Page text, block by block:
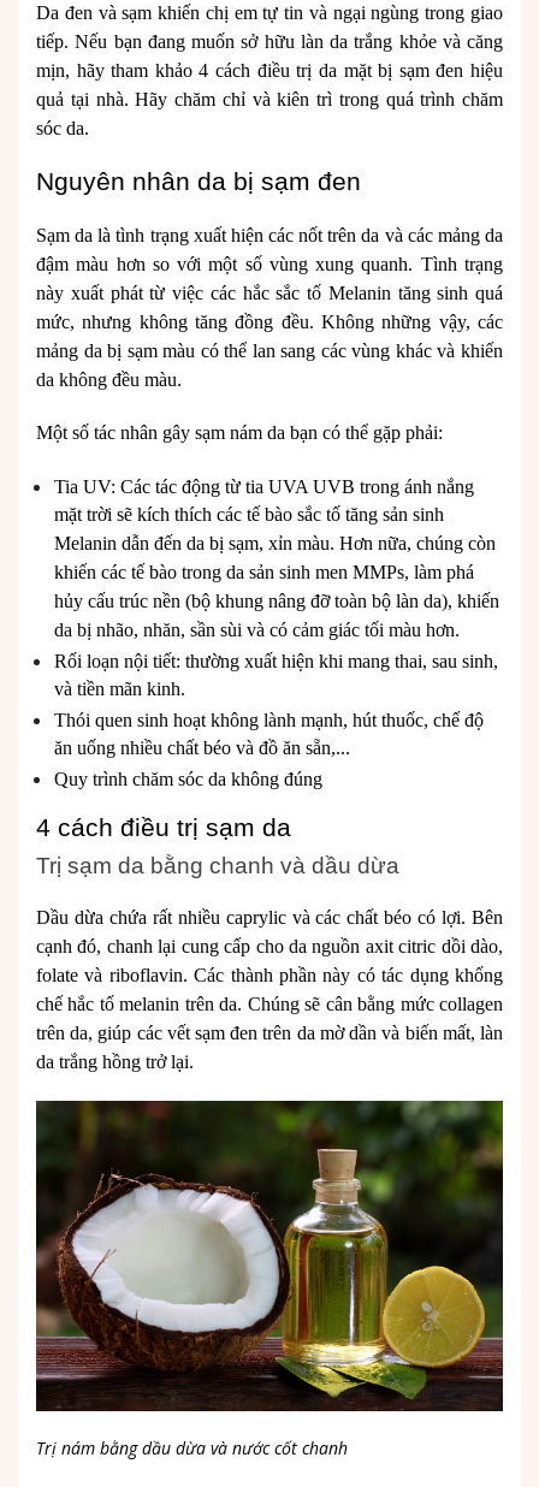
Da đen và sạm khiến chị em tự tin và ngại ngùng trong giao
tiếp. Nếu bạn đang muốn sở hữu làn da trắng khỏe và căng
mịn, hãy tham khảo 4 cách điều trị da mặt bị sạm đen hiệu
quả tại nhà. Hãy chăm chỉ và kiên trì trong quá trình chăm
sóc da.
Nguyên nhân da bị sạm đen
Sạm da là tình trạng xuất hiện các nốt trên da và các mảng da
đậm màu hơn so với một số vùng xung quanh. Tình trạng
này xuất phát từ việc các hắc sắc tố Melanin tăng sinh quá
mức, nhưng không tăng đồng đều. Không những vậy, các
mảng da bị sạm màu có thể lan sang các vùng khác và khiến
da không đều màu.
Một số tác nhân gây sạm nám da bạn có thể gặp phải:
Tia UV: Các tác động từ tia UVA UVB trong ánh nắng
mặt trời sẽ kích thích các tế bào sắc tố tăng sản sinh
Melanin dẫn đến da bị sạm, xỉn màu. Hơn nữa, chúng còn
khiến các tế bào trong da sản sinh men MMPs, làm phá
hủy cấu trúc nền (bộ khung nâng đỡ toàn bộ làn da), khiến
da bị nhão, nhăn, sần sùi và có cảm giác tối màu hơn.
Rối loạn nội tiết: thường xuất hiện khi mang thai, sau sinh,
và tiền mãn kinh.
Thói quen sinh hoạt không lành mạnh, hút thuốc, chế độ
ăn uống nhiều chất béo và đồ ăn sẵn,...
Quy trình chăm sóc da không đúng
4 cách điều trị sạm da
Trị sạm da bằng chanh và dầu dừa
Dầu dừa chứa rất nhiều caprylic và các chất béo có lợi. Bên
cạnh đó, chanh lại cung cấp cho da nguồn axit citric dồi dào,
folate và riboflavin. Các thành phần này có tác dụng khống
chế hắc tố melanin trên da. Chúng sẽ cân bằng mức collagen
trên da, giúp các vết sạm đen trên da mờ dần và biến mất, làn
da trắng hồng trở lại.
Trị nám bằng dầu dừa và nước cốt chanh